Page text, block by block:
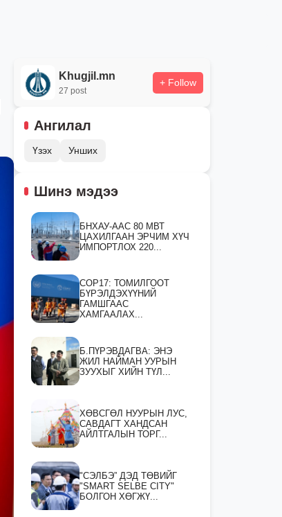
Khugjil.mn
27 post
+ Follow
Ангилал
Үзэх Унших
Шинэ мэдээ
БНХАУ-ААС 80 МВТ
ЦАХИЛГААН ЭРЧИМ ХҮЧ
ИМПОРТЛОХ 220...
СOP17: ТОМИЛГООТ
БҮРЭЛДЭХҮҮНИЙ
ГАМШГААС
ХАМГААЛАХ...
Б.ПҮРЭВДАГВА: ЭНЭ
ЖИЛ НАЙМАН УУРЫН
ЗУУХЫГ ХИЙН ТҮЛ...
ХӨВСГӨЛ НУУРЫН ЛУС,
САВДАГТ ХАНДСАН
АЙЛТГАЛЫН ТОРГ...
"СЭЛБЭ” ДЭД ТӨВИЙГ
"SMART SELBE CITY"
БОЛГОН ХӨГЖҮ...